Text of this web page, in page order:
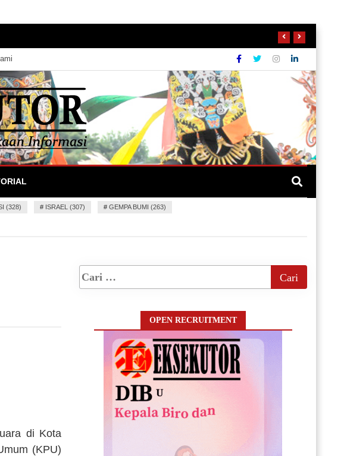
(328) # ISRAEL (307) # GEMPA BUMI (263)
di Kota
(KPU)
OPEN RECRUITMENT